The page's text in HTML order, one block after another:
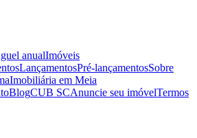
anualImóveis
LançamentosPré-lançamentosSobre
Imobiliária em Meia
BlogCUB SCAnuncie seu imóvelTermos